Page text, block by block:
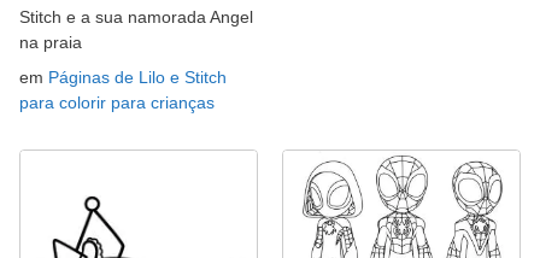
Stitch e a sua namorada Angel
na praia
em Páginas de Lilo e Stitch
para colorir para crianças